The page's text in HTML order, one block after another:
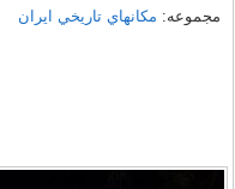
مجموعه: مكانهاي تاريخي ايران